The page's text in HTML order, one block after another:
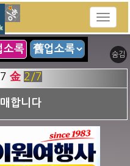
숨김
소록
金 3 /7
매매 - 내쉬빌